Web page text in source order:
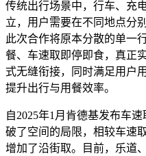
传统出行场景中，行车、充
立，用户需要在不同地点分
此次合作将原本分散的单一
餐、车速取即停即食，真正
式无缝衔接，同时满足用户
提升出行与用餐效率。
自2025年1月肯德基发布车
破了空间的局限，相较车速
增加了沿街取。目前，乐道